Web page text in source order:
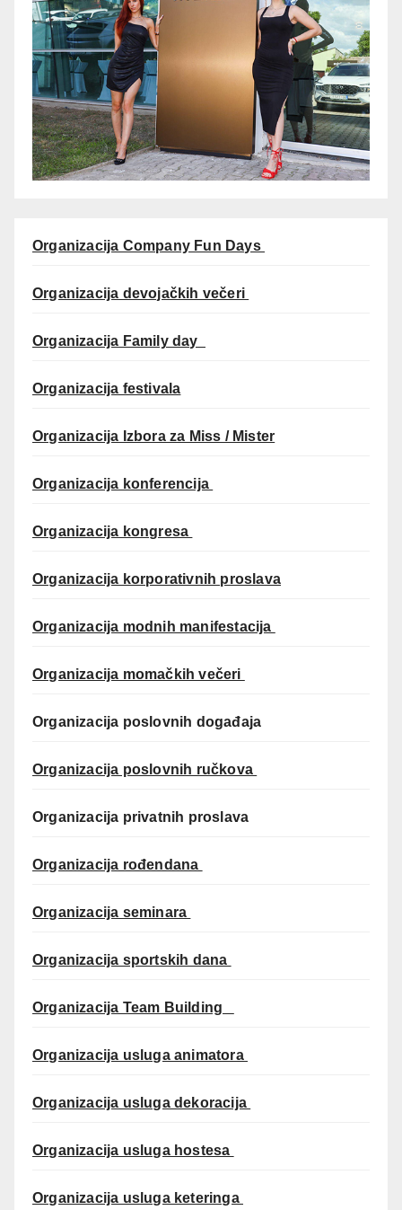
Organizacija Company Fun Days
Organizacija devojačkih večeri
Organizacija Family day
Organizacija festivala
Organizacija Izbora za Miss / Mister
Organizacija konferencija
Organizacija kongresa
Organizacija korporativnih proslava
Organizacija modnih manifestacija
Organizacija momačkih večeri
Organizacija poslovnih događaja
Organizacija poslovnih ručkova
Organizacija privatnih proslava
Organizacija rođendana
Organizacija seminara
Organizacija sportskih dana
Organizacija Team Building
Organizacija usluga animatora
Organizacija usluga dekoracija
Organizacija usluga hostesa
Organizacija usluga keteringa